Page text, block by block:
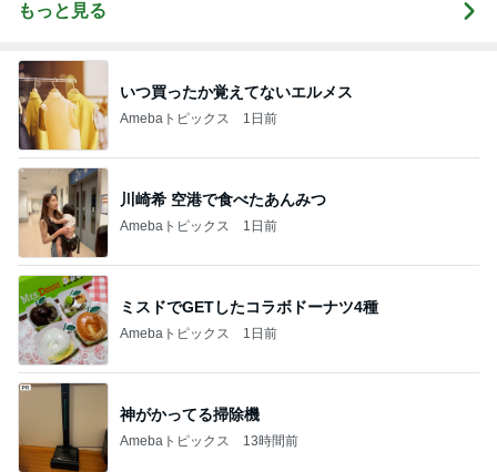
もっと見る
いつ買ったか覚えてないエルメス
Amebaトピックス 1日前
川崎希 空港で食べたあんみつ
Amebaトピックス 1日前
ミスドでGETしたコラボドーナツ4種
Amebaトピックス 1日前
神がかってる掃除機
Amebaトピックス 13時間前